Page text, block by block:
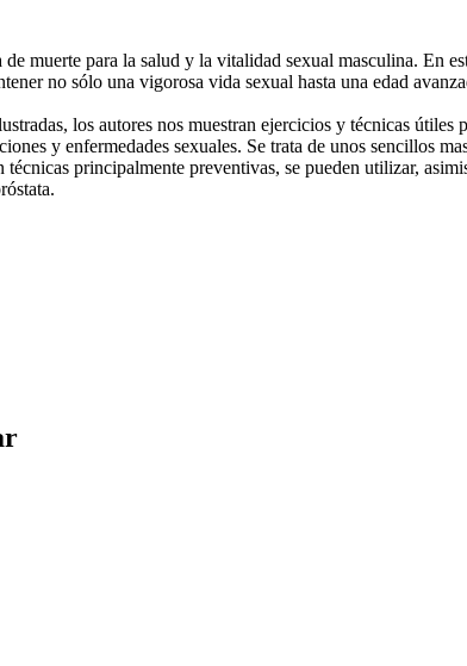
de muerte para la salud y la vitalidad sexual masculina.
no sólo una vigorosa vida sexual hasta una edad
los autores nos muestran ejercicios y técnicas
y enfermedades sexuales. Se trata de unos sencillos
técnicas principalmente preventivas, se pueden utilizar,